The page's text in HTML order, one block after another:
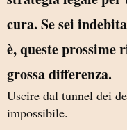
cura. Se sei
è, queste prossime
grossa differenza.
Uscire dal tunnel dei
impossibile.